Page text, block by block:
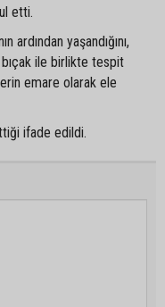
etti.
ardından yaşandığını,
bıçak ile birlikte tespit
emare olarak ele
ifade edildi.